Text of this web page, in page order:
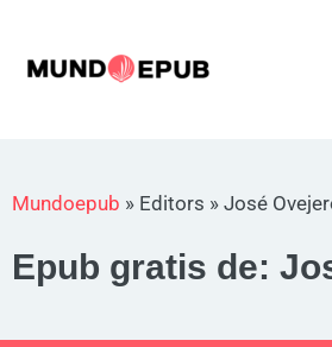
contenido
Mundoepub » Editors » José
Epub gratis de: